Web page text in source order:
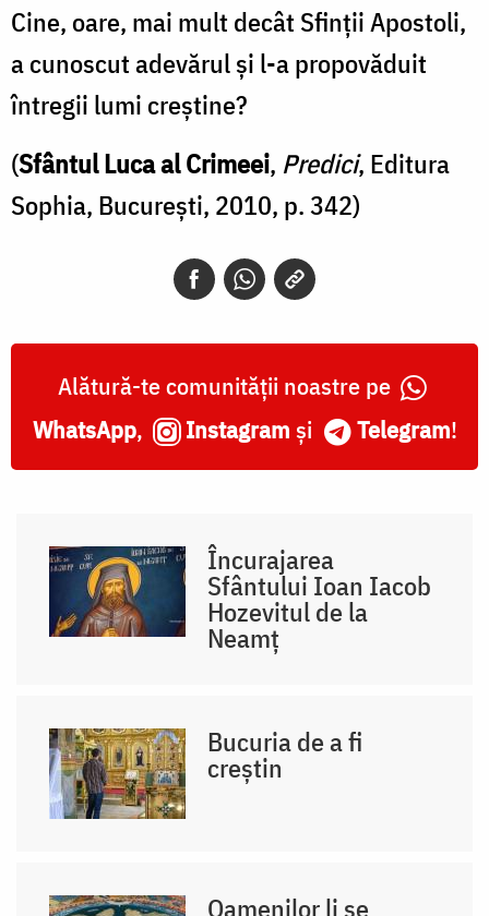
Cine, oare, mai mult decât Sfinții Apostoli,
a cunoscut adevărul și l-a propovăduit
întregii lumi creștine?
(Sfântul Luca al Crimeei, Predici, Editura
Sophia, București, 2010, p. 342)
Alătură-te comunității noastre pe
WhatsApp, Instagram și Telegram!
Încurajarea
Sfântului Ioan Iacob
Hozevitul de la
Neamț
Bucuria de a fi
creștin
Oamenilor li se